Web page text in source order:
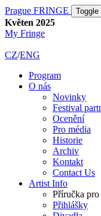
Prague FRINGE
Květen 2025
My Fringe
CZ/ENG
Program
O nás
Novinky
Festival
Ocenění
Pro média
Historie
Archiv
Kontakt
Contact Us
Artist Info
Příručka
Přihlášky